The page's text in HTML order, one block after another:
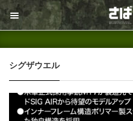
サ
シグザウエル